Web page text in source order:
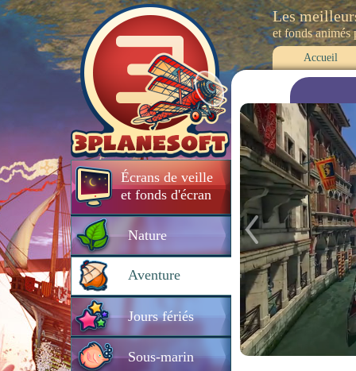
Écrans de veille
et fonds d'écran
Nature
Aventure
Jours fériés
Sous-marin
Les
et fonds
Accueil